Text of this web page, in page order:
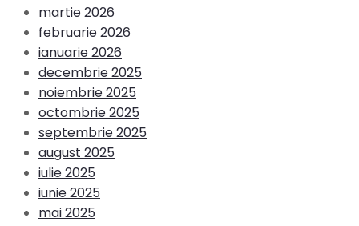
martie 2026
februarie 2026
ianuarie 2026
decembrie 2025
noiembrie 2025
octombrie 2025
septembrie 2025
august 2025
iulie 2025
iunie 2025
mai 2025